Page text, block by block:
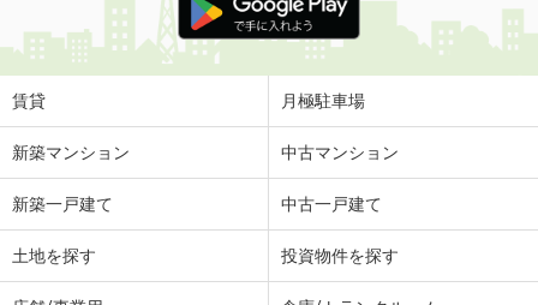
賃貸 月極駐車場
新築マンション 中古マンション
新築一戸建て 中古一戸建て
土地を探す 投資物件を探す